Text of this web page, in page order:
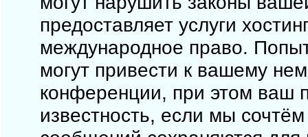
предоставляет услуги
международное право.
могут привести к вашему
конференции, при этом ваш
известность, если мы